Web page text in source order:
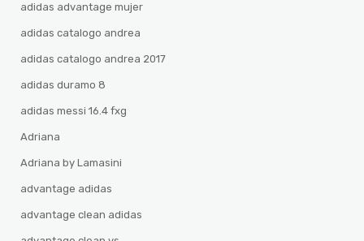
adidas advantage mujer
adidas catalogo andrea
adidas catalogo andrea 2017
adidas duramo 8
adidas messi 16.4 fxg
Adriana
Adriana by Lamasini
advantage adidas
advantage clean adidas